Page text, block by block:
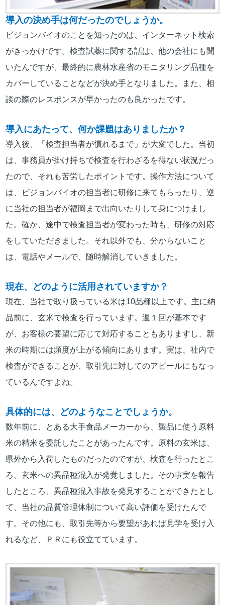
導入の決め手は何だったのでしょうか。
ビジョンバイオのことを知ったのは、インターネット検索
がきっかけです。検査試薬に関する話は、他の会社にも聞
いたんですが、最終的に農林水産省のモニタリング品種を
カバーしていることなどが決め手となりました。また、相
談の際のレスポンスが早かったのも良かったです。
導入にあたって、何か課題はありましたか？
導入後、「検査担当者が慣れるまで」が大変でした。当初
は、事務員が掛け持ちで検査を行わざるを得ない状況だっ
たので、それも苦労したポイントです。操作方法について
は、ビジョンバイオの担当者に研修に来てもらったり、逆
に当社の担当者が福岡まで出向いたりして身につけまし
た。確か、途中で検査担当者が変わった時も、研修の対応
をしていただきました。それ以外でも、分からないこと
は、電話やメールで、随時解消していきました。
現在、どのように活用されていますか？
現在、当社で取り扱っている米は10品種以上です。主に納
品前に、玄米で検査を行っています。週１回が基本です
が、お客様の要望に応じて対応することもありますし、新
米の時期には頻度が上がる傾向にあります。実は、社内で
検査ができることが、取引先に対してのアピールにもなっ
ているんですよね。
具体的には、どのようなことでしょうか。
数年前に、とある大手食品メーカーから、製品に使う原料
米の精米を委託したことがあったんです。原料の玄米は、
県外から入荷したものだったのですが、検査を行ったとこ
ろ、玄米への異品種混入が発覚しました。その事実を報告
したところ、異品種混入事故を発見することができたとし
て、当社の品質管理体制について高い評価を受けたんで
す。その他にも、取引先等から要望があれば見学を受け入
れるなど、ＰＲにも役立てています。